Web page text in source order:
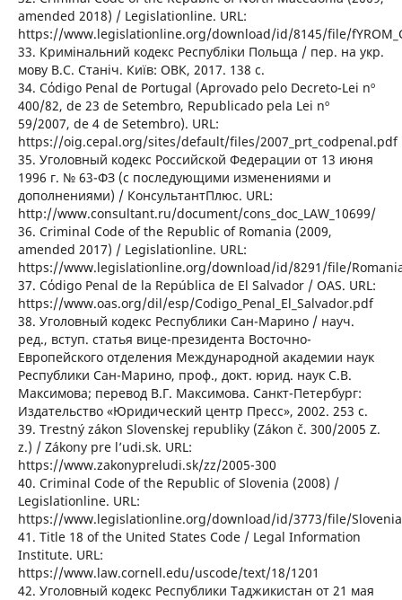
amended 2018) / Legislationline. URL:
https://www.legislationline.org/download/id/8145/file/
33. Кримінальний кодекс Республіки Польща / пер. на укр.
мову В.С. Станіч. Київ: ОВК, 2017. 138 с.
34. Cόdigo Penal de Portugal (Aprovado pelo Decreto-Lei nº
400/82, de 23 de Setembro, Republicado pela Lei nº
59/2007, de 4 de Setembro). URL:
https://oig.cepal.org/sites/default/files/2007_prt_codpenal.pdf
35. Уголовный кодекс Российской Федерации от 13 июня
1996 г. № 63-ФЗ (с последующими изменениями и
дополнениями) / КонсультантПлюс. URL:
http://www.consultant.ru/document/cons_doc_LAW_10699/
36. Criminal Code of the Republic of Romania (2009,
amended 2017) / Legislationline. URL:
https://www.legislationline.org/download/id/8291/file/
37. Cόdigo Penal de la República de El Salvador / OAS. URL:
https://www.oas.org/dil/esp/Codigo_Penal_El_Salvador.pdf
38. Уголовный кодекс Республики Сан-Марино / науч.
ред., вступ. статья вице-президента Восточно-
Европейского отделения Международной академии наук
Республики Сан-Марино, проф., докт. юрид. наук С.В.
Максимова; перевод В.Г. Максимова. Санкт-Петербург:
Издательство «Юридический центр Пресс», 2002. 253 с.
39. Trestný zákon Slovenskej republiky (Zákon č. 300/2005 Z.
z.) / Zákony pre l’udi.sk. URL:
https://www.zakonypreludi.sk/zz/2005-300
40. Criminal Code of the Republic of Slovenia (2008) /
Legislationline. URL:
https://www.legislationline.org/download/id/3773/file/
41. Title 18 of the United States Code / Legal Information
Institute. URL:
https://www.law.cornell.edu/uscode/text/18/1201
42. Уголовный кодекс Республики Таджикистан от 21 мая